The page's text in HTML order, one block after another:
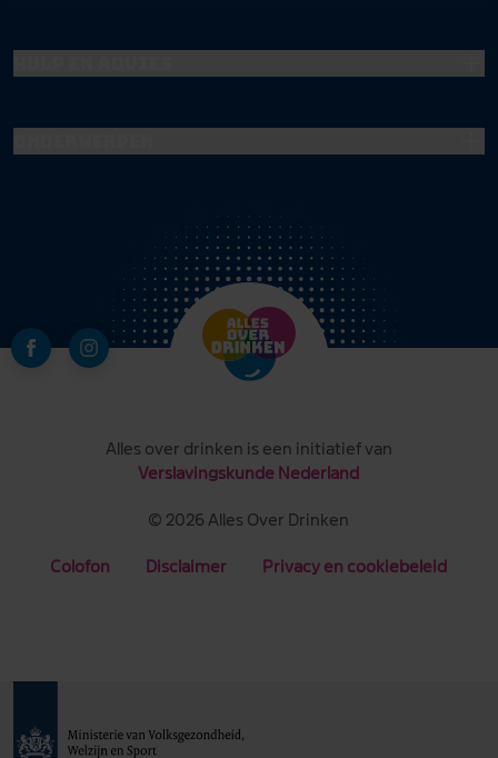
© 2026 Alles Over Drinken
Alles over drinken is een initiatief van
Verslavingskunde Nederland
Colofon Disclaimer Privacy en cookiebeleid